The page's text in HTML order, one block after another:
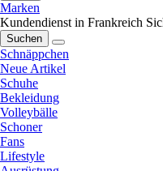
Marken
Kundendienst in Frankreich
Suchen
Schnäppchen
Neue Artikel
Schuhe
Bekleidung
Volleybälle
Schoner
Fans
Lifestyle